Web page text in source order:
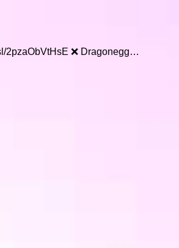
2pzaObVtHsE ❌ Dragonegg…